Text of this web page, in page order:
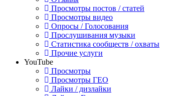
Просмотры постов / статей
Просмотры видео
Опросы / Голосования
Прослушивания музыки
Статистика сообществ / охваты
Прочие услуги
YouTube
Просмотры
Просмотры ГЕО
Лайки / дизлайки